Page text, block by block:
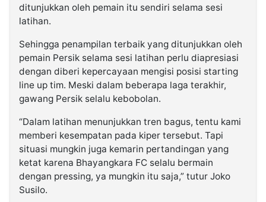
ditunjukkan oleh pemain itu sendiri selama sesi
latihan.
Sehingga penampilan terbaik yang ditunjukkan oleh
pemain Persik selama sesi latihan perlu diapresiasi
dengan diberi kepercayaan mengisi posisi starting
line up tim. Meski dalam beberapa laga terakhir,
gawang Persik selalu kebobolan.
“Dalam latihan menunjukkan tren bagus, tentu kami
memberi kesempatan pada kiper tersebut. Tapi
situasi mungkin juga kemarin pertandingan yang
ketat karena Bhayangkara FC selalu bermain
dengan pressing, ya mungkin itu saja,” tutur Joko
Susilo.